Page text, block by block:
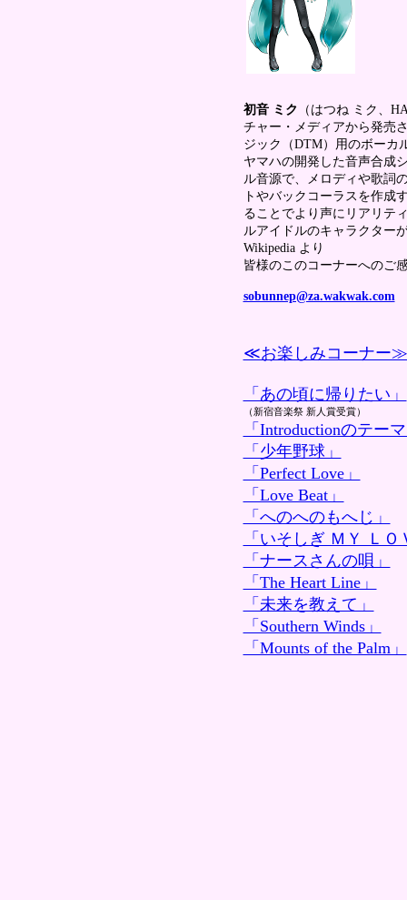
初音 ミク （はつね ミク、
チャー・メディアから発売
ジック（DTM）用のボーカ
ヤマハの開発した音声合成
ル音源で、メロディや歌詞
トやバックコーラスを作成
ることでより声にリアリテ
ルアイドルのキャラクター
Wikipedia より
皆様のこのコーナーへのご
sobunnep@za.wakwak.com
≪お楽しみコーナー
「あの頃に帰りたい」
（新宿音楽祭 新人賞受賞）
「Introductionのテー
「少年野球」
「Perfect Love」
「Love Beat」
「へのへのもへじ」
「いそしぎ ＭＹ ＬＯ
「ナースさんの唄」
「The Heart Line」
「未来を教えて」
「Southern Winds」
「Mounts of the Palm」